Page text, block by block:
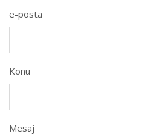
e-posta
Konu
Mesaj